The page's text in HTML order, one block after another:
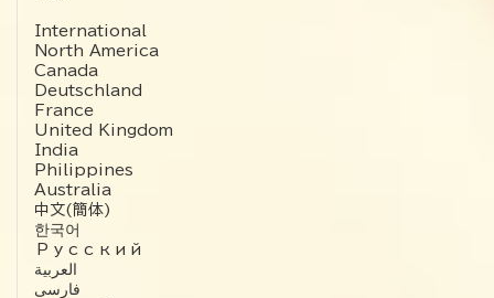
International
North America
Canada
Deutschland
France
United Kingdom
India
Philippines
Australia
中文(簡体)
한국어
Русский
العربية‏
فارسی